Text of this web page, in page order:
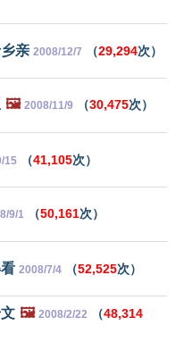
亲 2008/12/7 （29,294次）
🖼️ 2008/11/9 （30,475次）
15 （41,105次）
9/1 （50,161次）
2008/7/4 （52,525次）
🖼️ 2008/2/22 （48,314